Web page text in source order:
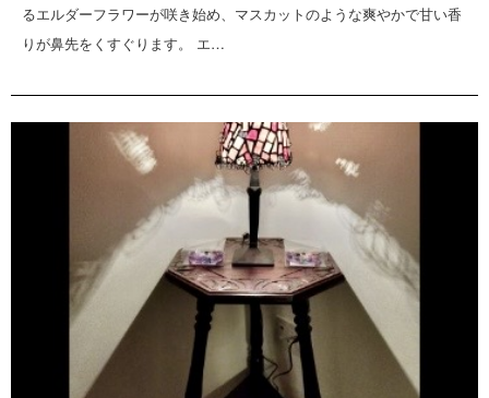
るエルダーフラワーが咲き始め、マスカットのような爽やかで甘い香
りが鼻先をくすぐります。 エ…